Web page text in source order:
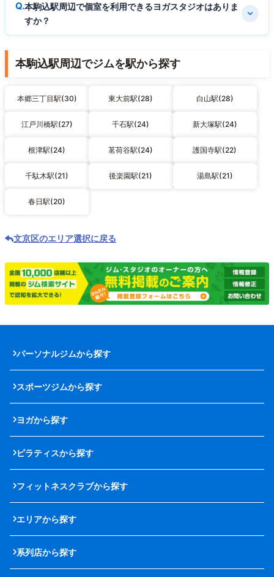
本駒込駅周辺で個室を利用できるヨガスタジオはありま
すか？
本駒込駅周辺でジムを駅から探す
本郷三丁目駅(30) 東大前駅(28) 白山駅(28)
江戸川橋駅(27) 千石駅(24) 新大塚駅(24)
根津駅(24) 茗荷谷駅(24) 護国寺駅(22)
千駄木駅(21) 後楽園駅(21) 湯島駅(21)
春日駅(20)
文京区のエリア選択に戻る
パーソナルジムから探す
スポーツジムから探す
ヨガから探す
ピラティスから探す
フィットネスクラブから探す
エリアから探す
系列店から探す